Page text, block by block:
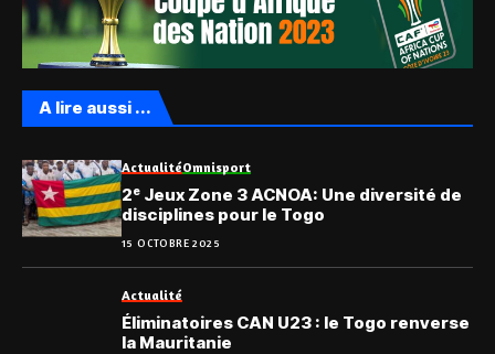
A lire aussi ...
ActualitéOmnisport
2ᵉ Jeux Zone 3 ACNOA: Une diversité de
disciplines pour le Togo
15 OCTOBRE 2025
Actualité
Éliminatoires CAN U23 : le Togo renverse
la Mauritanie